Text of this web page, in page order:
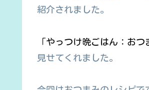
紹介されました。
「やっつけ晩ごはん：おつ
見せてくれました。